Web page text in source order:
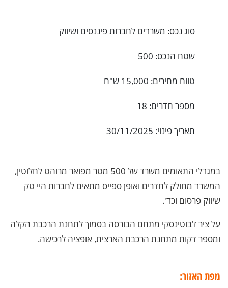
סוג נכס: משרדים לחברות פיננסים ושיווק
שטח הנכס: 500
טווח מחירים: 15,000 ש"ח
מספר חדרים: 18
תאריך פינוי: 30/11/2025
במגדלי התאומים משרד של 500 מטר מפואר מרוהט לחלוטין,
המשרד מחולק לחדרים ואופן ספייס מתאים לחברות היי טק
שיווק פרסום וכד'.
על ציר ז'בוטינסקי מתחם הבורסה בסמוך לתחנת הרכבת הקלה
ומספר דקות מתחנת הרכבת הארצית, אופציה לרכישה.
מפת האזור: